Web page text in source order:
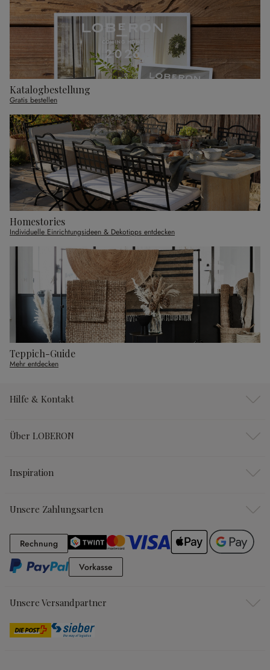
Katalogbestellung
Gratis bestellen
Homestories
Individuelle Einrichtungsideen & Dekotipps entdecken
Teppich-Guide
Mehr entdecken
Hilfe & Kontakt
Über LOBERON
Inspiration
Unsere Zahlungsarten
RechnungRechnung
Vorkasse
Unsere Versandpartner